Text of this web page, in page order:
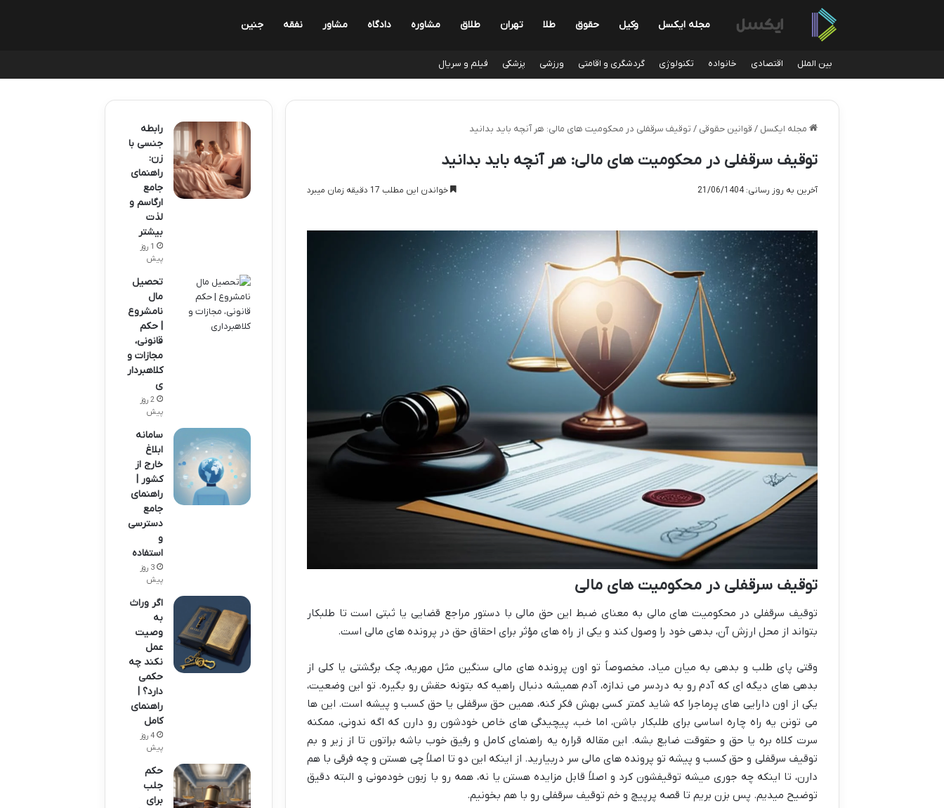
مجله ایکسل وکیل حقوق طلا تهران طلاق مشاوره دادگاه مشاور نفقه جنین
بین الملل اقتصادی خانواده تکنولوژی گردشگری و اقامتی ورزشی پزشکی فیلم و سریال
مجله ایکسل / قوانین حقوقی / توقیف سرقفلی در محکومیت های مالی: هر آنچه باید بدانید
توقیف سرقفلی در محکومیت های مالی: هر آنچه باید بدانید
آخرین به روز رسانی: 21/06/1404 خواندن این مطلب 17 دقیقه زمان میبرد
توقیف سرقفلی در محکومیت های مالی
توقیف سرقفلی در محکومیت های مالی به معنای ضبط این حق مالی با دستور مراجع قضایی یا ثبتی است تا طلبکار
بتواند از محل ارزش آن، بدهی خود را وصول کند و یکی از راه های مؤثر برای احقاق حق در پرونده های مالی است.
وقتی پای طلب و بدهی به میان میاد، مخصوصاً تو اون پرونده های مالی سنگین مثل مهریه، چک برگشتی یا کلی از
بدهی های دیگه ای که آدم رو به دردسر می ندازه، آدم همیشه دنبال راهیه که بتونه حقش رو بگیره. تو این وضعیت،
یکی از اون دارایی های پرماجرا که شاید کمتر کسی بهش فکر کنه، همین حق سرقفلی یا حق کسب و پیشه است. این ها
می تونن یه راه چاره اساسی برای طلبکار باشن، اما خب، پیچیدگی های خاص خودشون رو دارن که اگه ندونی، ممکنه
سرت کلاه بره یا حق و حقوقت ضایع بشه. این مقاله قراره یه راهنمای کامل و رفیق خوب باشه براتون تا از زیر و بم
توقیف سرقفلی و حق کسب و پیشه تو پرونده های مالی سر دربیارید. از اینکه این دو تا اصلاً چی هستن و چه فرقی با هم
دارن، تا اینکه چه جوری میشه توقیفشون کرد و اصلاً قابل مزایده هستن یا نه، همه رو با زبون خودمونی و البته دقیق
توضیح میدیم. پس بزن بریم تا قصه پرپیچ و خم توقیف سرقفلی رو با هم بخونیم.
رابطه
جنسی با
زن:
راهنمای
جامع
ارگاسم و
لذت
بیشتر
1 روز
پیش
تحصیل
مال
نامشروع
| حکم
قانونی،
مجازات و
کلاهبردار
ی
2 روز
پیش
سامانه
ابلاغ
خارج از
کشور |
راهنمای
جامع
دسترسی
و
استفاده
3 روز
پیش
اگر وراث
به
وصیت
عمل
نکند چه
حکمی
دارد؟ |
راهنمای
کامل
4 روز
پیش
حکم
جلب
برای